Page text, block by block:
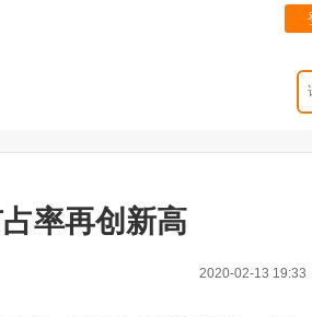
率再创新高
2020-02-13 19:33